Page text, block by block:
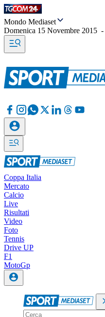
Mondo Mediaset
Domenica 15 Novembre 2015 -
Coppa Italia
Mercato
Calcio
Live
Risultati
Video
Foto
Tennis
Drive UP
F1
MotoGp